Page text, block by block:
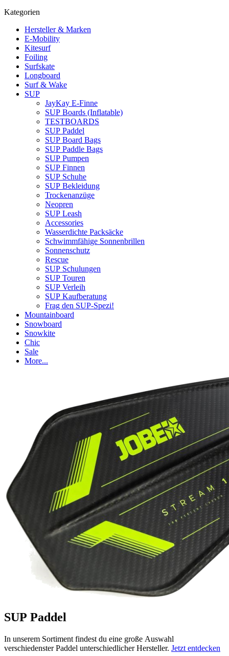
Kategorien
Hersteller & Marken
E-Mobility
Kitesurf
Foiling
Surfskate
Longboard
Surf & Wake
SUP
JayKay E-Finne
SUP Boards (Inflatable)
TESTBOARDS
SUP Paddel
SUP Board Bags
SUP Paddle Bags
SUP Pumpen
SUP Finnen
SUP Schuhe
SUP Bekleidung
Trockenanzüge
Neopren
SUP Leash
Accessories
Wasserdichte Packsäcke
Schwimmfähige Sonnenbrillen
Sonnenschutz
Rescue
SUP Schulungen
SUP Touren
SUP Verleih
SUP Kaufberatung
Frag den SUP-Spezi!
Mountainboard
Snowboard
Snowkite
Chic
Sale
More...
SUP Paddel
In unserem Sortiment findest du eine große Auswahl
verschiedenster Paddel unterschiedlicher Hersteller. Jetzt entdecken